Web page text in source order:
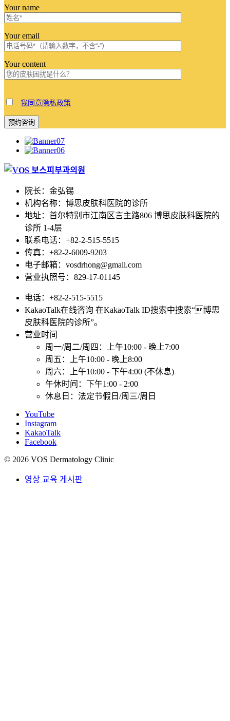
Your name
Your email
Your content
我同意隐私政策
Events
院长：金弘锡
机构名称：博思皮肤科医院的诊所
地址：首尔特别市江南区言主路806 博思皮肤科医院的
诊所 1-4层
联系电话：+82-2-515-5515
传真：+82-2-6009-9203
电子邮箱：vosdrhong@gmail.com
营业执照号：829-17-01145
电话：+82-2-515-5515
KakaoTalk在线咨询 在KakaoTalk ID搜索中搜索“博思
皮肤科医院的诊所”。
营业时间
周一/周二/周四：上午10:00 - 晚上7:00
周五：上午10:00 - 晚上8:00
周六：上午10:00 - 下午4:00 (不休息)
午休时间：下午1:00 - 2:00
休息日：法定节假日/周三/周日
YouTube
Instagram
KakaoTalk
Facebook
© 2026 VOS Dermatology Clinic
영상 교육 게시판